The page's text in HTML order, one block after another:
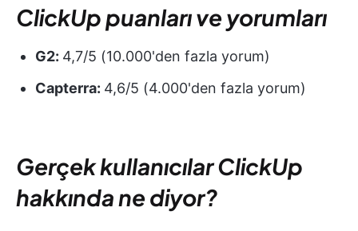
ClickUp puanları ve yorumları
G2: 4,7/5 (10.000'den fazla yorum)
Capterra: 4,6/5 (4.000'den fazla yorum)
Gerçek kullanıcılar ClickUp
hakkında ne diyor?